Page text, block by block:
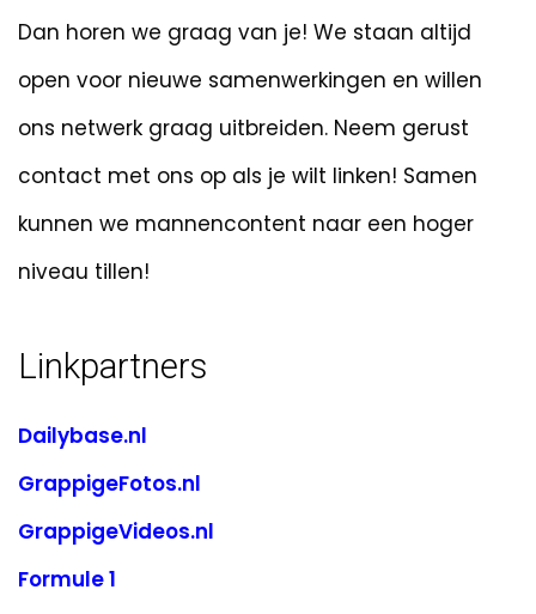
Dan horen we graag van je! We staan altijd
open voor nieuwe samenwerkingen en willen
ons netwerk graag uitbreiden. Neem gerust
contact met ons op als je wilt linken! Samen
kunnen we mannencontent naar een hoger
niveau tillen!
Linkpartners
Dailybase.nl
GrappigeFotos.nl
GrappigeVideos.nl
Formule 1